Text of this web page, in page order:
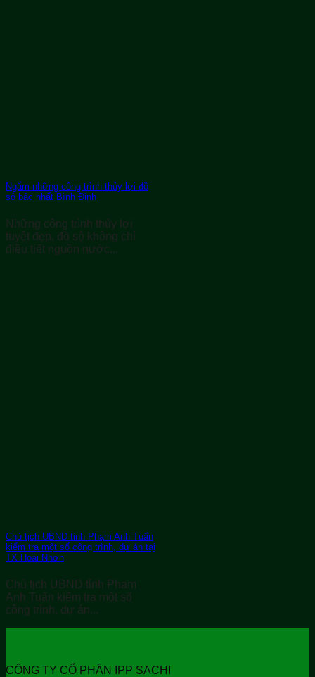
Ngắm những công trình thủy lợi đồ
sộ bậc nhất Bình Định
Những công trình thủy lợi
tuyệt đẹp, đồ sộ không chỉ
điều tiết nguồn nước...
Chủ tịch UBND tỉnh Phạm Anh Tuấn
kiểm tra một số công trình, dự án tại
TX Hoài Nhơn
Chủ tịch UBND tỉnh Phạm
Anh Tuấn kiểm tra một số
công trình, dự án...
CÔNG TY CỔ PHẦN IPP SACHI